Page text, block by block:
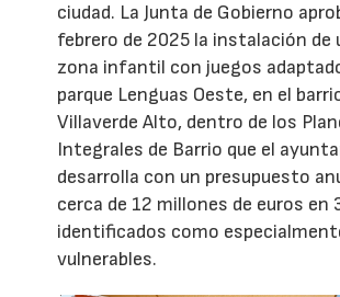
ciudad. La Junta de Gobierno
febrero de 2025 la instalación de
zona infantil con juegos
parque Lenguas Oeste, en el
Villaverde Alto, dentro de los
Integrales de Barrio que el
desarrolla con un presupuesto
cerca de 12 millones de euros en
identificados como
vulnerables.